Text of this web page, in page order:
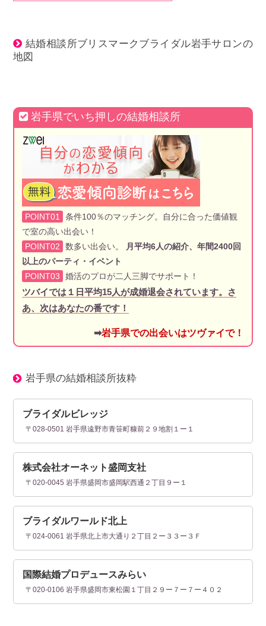
結婚相談所ブリスマークブライダル岩手サロンの
地図
岩手県でいち押しの結婚相談所
POINT01
条件100％のマッチング。自分に合った価値観
で室の高い出会い！
POINT02
数多い出会い。
月平均6人の紹介、年間2400回
以上のパーティ・イベント
POINT03
婚活のプロが二人三脚でサポート！
ツバイでは１日平均15人が成婚退会されています。さ
あ、次はあなたの番です！
➡岩手県での出会いはツヴァイで！
岩手県の結婚相談所抜粋
ブライダルビレッジ
〒028-0501 岩手県遠野市青笹町糠前２９地割１ー１
株式会社オーネット盛岡支社
〒020-0045 岩手県盛岡市盛岡駅西通２丁目９ー１
ブライダルワールド北上
〒024-0061 岩手県北上市大通り２丁目２ー３３ー３Ｆ
国際結婚プロデュースみらい
〒020-0106 岩手県盛岡市東松園１丁目２９ー７ー７ー４０２